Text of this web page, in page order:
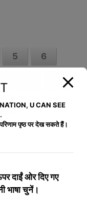
5 6
U CAN SEE
पृष्ठ पर देख सकते हैं।
दाईं ओर दिए गए
भाषा चुनें।